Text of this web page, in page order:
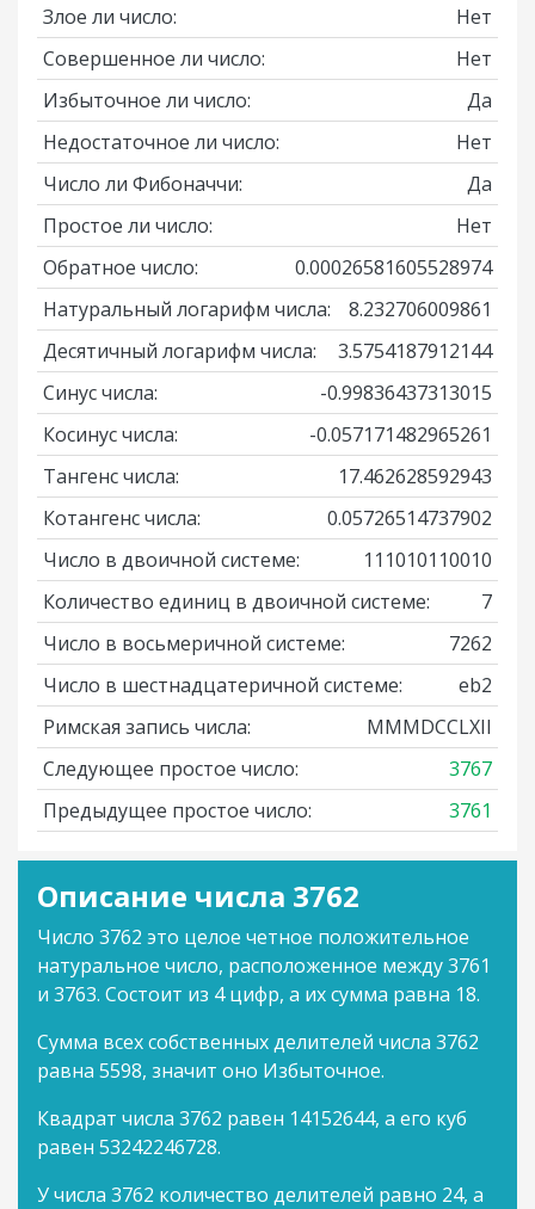
Злое ли число:
Нет
Совершенное ли число:
Нет
Избыточное ли число:
Да
Недостаточное ли число:
Нет
Число ли Фибоначчи:
Да
Простое ли число:
Нет
Обратное число:
0.00026581605528974
Натуральный логарифм числа:
8.232706009861
Десятичный логарифм числа:
3.5754187912144
Синус числа:
-0.99836437313015
Косинус числа:
-0.057171482965261
Тангенс числа:
17.462628592943
Котангенс числа:
0.05726514737902
Число в двоичной системе:
111010110010
Количество единиц в двоичной системе:
7
Число в восьмеричной системе:
7262
Число в шестнадцатеричной системе:
eb2
Римская запись числа:
MMMDCCLXII
Следующее простое число:
3767
Предыдущее простое число:
3761
Описание числа 3762
Число 3762 это целое четное положительное
натуральное число, расположенное между 3761
и 3763. Состоит из 4 цифр, а их сумма равна 18.
Сумма всех собственных делителей числа 3762
равна 5598, значит оно Избыточное.
Квадрат числа 3762 равен 14152644, а его куб
равен 53242246728.
У числа 3762 количество делителей равно 24, а